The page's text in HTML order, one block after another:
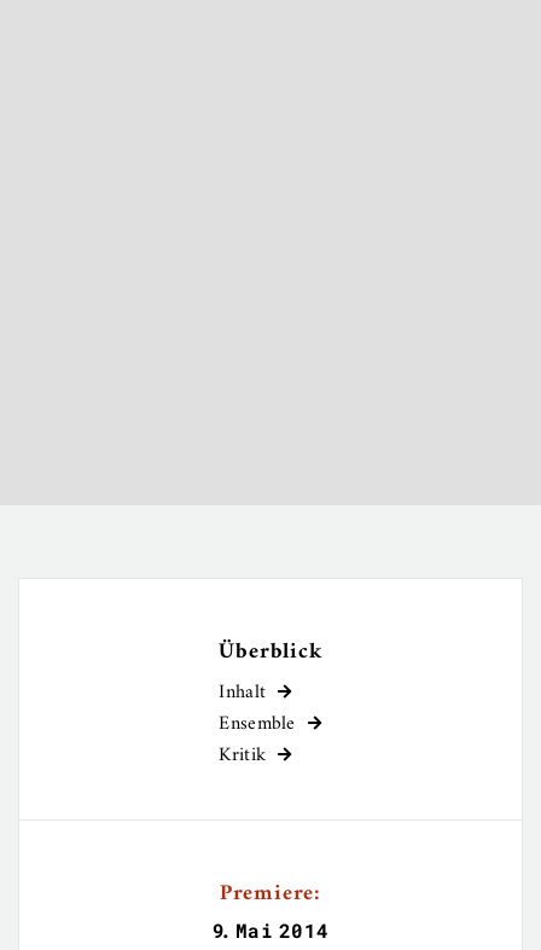
Überblick
Inhalt 
Ensemble 
Kritik 
Premiere:
9. Mai 2014